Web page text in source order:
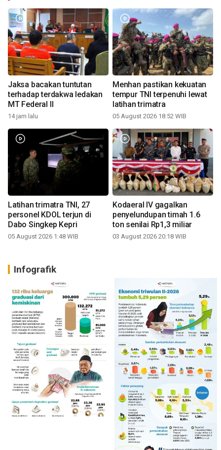
Jaksa bacakan tuntutan
terhadap terdakwa ledakan
MT Federal II
14 jam lalu
Menhan pastikan kekuatan
tempur TNI terpenuhi lewat
latihan trimatra
05 August 2026 18:52 WIB
Latihan trimatra TNI, 27
personel KDOL terjun di
Dabo Singkep Kepri
05 August 2026 1:48 WIB
Kodaeral IV gagalkan
penyelundupan timah 1.6
ton senilai Rp1,3 miliar
03 August 2026 20:18 WIB
Infografik